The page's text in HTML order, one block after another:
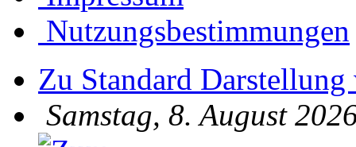
Nutzungsbestimmungen
Zu Standard Darstellung
Samstag, 8. August